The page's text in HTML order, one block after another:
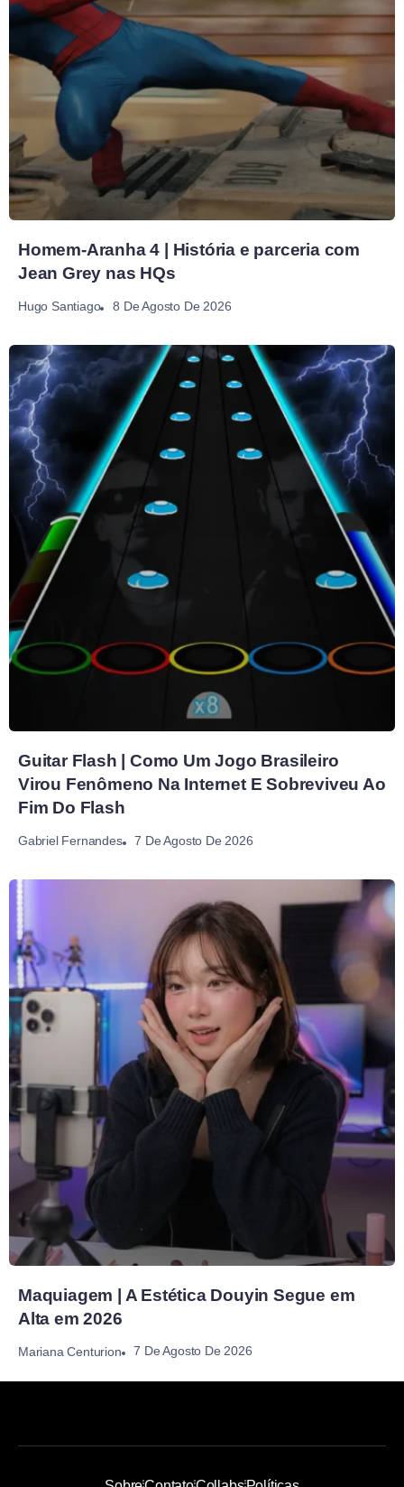
Homem-Aranha 4 | História e parceria com
Jean Grey nas HQs
Hugo Santiago 8 De Agosto De 2026
Guitar Flash | Como Um Jogo Brasileiro
Virou Fenômeno Na Internet E Sobreviveu Ao
Fim Do Flash
Gabriel Fernandes 7 De Agosto De 2026
Maquiagem | A Estética Douyin Segue em
Alta em 2026
Mariana Centurion 7 De Agosto De 2026